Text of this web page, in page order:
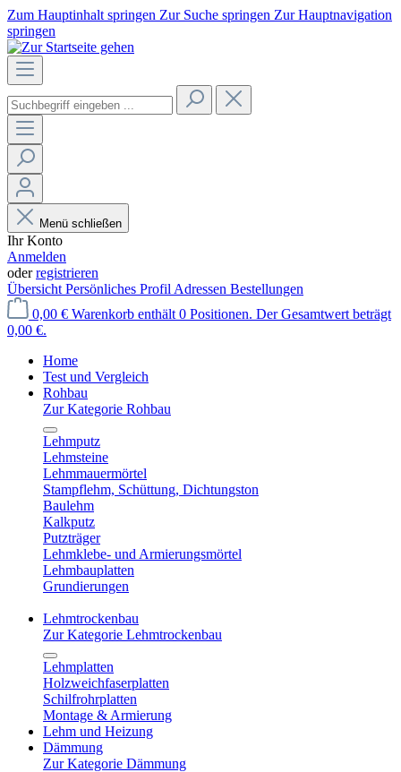
Zum Hauptinhalt springen Zur Suche springen Zur Hauptnavigation
springen
Menü schließen
Ihr Konto
Anmelden
oderregistrieren
Übersicht Persönliches Profil Adressen Bestellungen
0,00 € Warenkorb enthält 0 Positionen. Der Gesamtwert beträgt
0,00 €.
Home
Test und Vergleich
Rohbau
Zur Kategorie Rohbau
Lehmputz
Lehmsteine
Lehmmauermörtel
Stampflehm, Schüttung, Dichtungston
Baulehm
Kalkputz
Putzträger
Lehmklebe- und Armierungsmörtel
Lehmbauplatten
Grundierungen
Lehmtrockenbau
Zur Kategorie Lehmtrockenbau
Lehmplatten
Holzweichfaserplatten
Schilfrohrplatten
Montage & Armierung
Lehm und Heizung
Dämmung
Zur Kategorie Dämmung